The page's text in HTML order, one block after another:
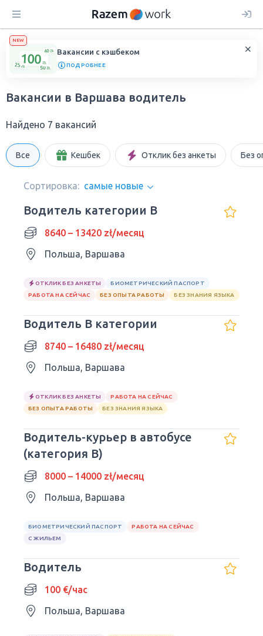
NEW
Вакансии с кэшбеком
ПОДРОБНЕЕ
Вакансии в Варшава водитель
Найдено 7 вакансий
Все Кешбек Отклик без анкеты Без
Сортировка: самые новые
Водитель категории В
8640 – 13420 zł/месяц
Польша, Варшава
ОТКЛИК БЕЗ АНКЕТЫ
БИОМЕТРИЧЕСКИЙ ПАСПОРТ
РАБОТА НА СЕЙЧАС
БЕЗ ОПЫТА РАБОТЫ БЕЗ ЗНАНИЯ ЯЗЫКА
Водитель В категории
8740 – 16480 zł/месяц
Польша, Варшава
ОТКЛИК БЕЗ АНКЕТЫ
РАБОТА НА СЕЙЧАС
БЕЗ ОПЫТА РАБОТЫ
БЕЗ ЗНАНИЯ ЯЗЫКА
Водитель-курьер в автобусе
(категория B)
8000 – 14000 zł/месяц
Польша, Варшава
БИОМЕТРИЧЕСКИЙ ПАСПОРТ
РАБОТА НА СЕЙЧАС
С ЖИЛЬЕМ
Водитель
100 €/час
Польша, Варшава